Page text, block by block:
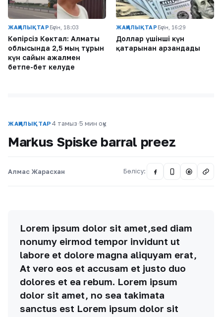
ЖАҢАЛЫҚТАР Бүгін, 18:03
Көпірсіз Көктaл: Алматы
облысында 2,5 мың тұрғын
күн сайын ажалмен
бетпе-бет келуде
ЖАҢАЛЫҚТАР Бүгін, 16:29
Доллар үшінші күн
қатарынан арзандады
ЖАҢАЛЫҚТАР 4 тамыз·5 мин оқу
Markus Spiske barral preez
Алмас Жарасхан Бөлісу: @
Lorem ipsum dolor sit amet,sed diam
nonumy eirmod tempor invidunt ut
labore et dolore magna aliquyam erat,
At vero eos et accusam et justo duo
dolores et ea rebum. Lorem ipsum
dolor sit amet, no sea takimata
sanctus est Lorem ipsum dolor sit